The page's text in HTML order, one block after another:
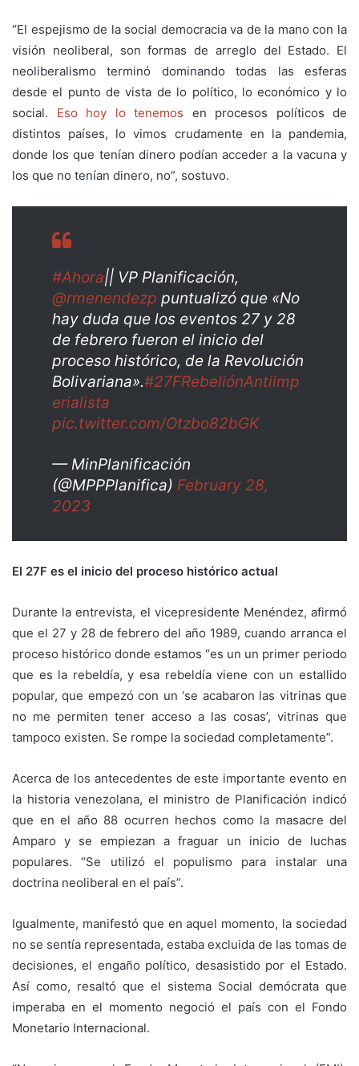
“El espejismo de la social democracia va de la mano con la
visión neoliberal, son formas de arreglo del Estado. El
neoliberalismo terminó dominando todas las esferas
desde el punto de vista de lo político, lo económico y lo
social. Eso hoy lo tenemos en procesos políticos de
distintos países, lo vimos crudamente en la pandemia,
donde los que tenían dinero podían acceder a la vacuna y
los que no tenían dinero, no”, sostuvo.
#Ahora|| VP Planificación,
@rmenendezp puntualizó que «No
hay duda que los eventos 27 y 28
de febrero fueron el inicio del
proceso histórico, de la Revolución
Bolivariana».#27FRebeliónAntiimp
erialista
pic.twitter.com/Otzbo82bGK
— MinPlanificación
(@MPPPlanifica) February 28,
2023
El 27F es el inicio del proceso histórico actual
Durante la entrevista, el vicepresidente Menéndez, afirmó
que el 27 y 28 de febrero del año 1989, cuando arranca el
proceso histórico donde estamos “es un un primer periodo
que es la rebeldía, y esa rebeldía viene con un estallido
popular, que empezó con un ‘se acabaron las vitrinas que
no me permiten tener acceso a las cosas’, vitrinas que
tampoco existen. Se rompe la sociedad completamente”.
Acerca de los antecedentes de este importante evento en
la historia venezolana, el ministro de Planificación indicó
que en el año 88 ocurren hechos como la masacre del
Amparo y se empiezan a fraguar un inicio de luchas
populares. “Se utilizó el populismo para instalar una
doctrina neoliberal en el país”.
Igualmente, manifestó que en aquel momento, la sociedad
no se sentía representada, estaba excluida de las tomas de
decisiones, el engaño político, desasistido por el Estado.
Así como, resaltó que el sistema Social demócrata que
imperaba en el momento negoció el país con el Fondo
Monetario Internacional.